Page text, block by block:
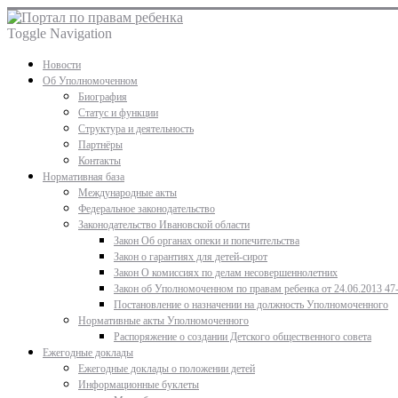
Toggle Navigation
Новости
Об Уполномоченном
Биография
Статус и функции
Структура и деятельность
Партнёры
Контакты
Нормативная база
Международные акты
Федеральное законодательство
Законодательство Ивановской области
Закон Об органах опеки и попечительства
Закон о гарантиях для детей-сирот
Закон О комиссиях по делам несовершеннолетних
Закон об Уполномоченном по правам ребенка от 24.06.2013
Постановление о назначении на должность Уполномоченного
Нормативные акты Уполномоченного
Распоряжение о создании Детского общественного совета
Ежегодные доклады
Ежегодные доклады о положении детей
Информационные буклеты